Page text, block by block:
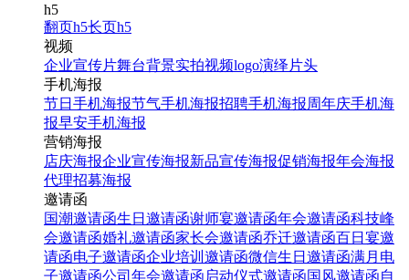
h5
翻页h5长页h5
视频
企业宣传片舞台背景实拍视频logo演绎 片头
手机海报
节日手机海报节气手机海报招聘手机海报周年庆手机海
报早安手机海报
营销海报
店庆海报企业宣传海报新品宣传海报促销海报年会海报
代理招募海报
邀请函
国潮邀请函生日邀请函谢师宴邀请函年会邀请函科技峰
会邀请函婚礼邀请函家长会邀请函乔迁邀请函百日宴邀
请函电子邀请函企业培训邀请函微信生日邀请函满月电
子邀请函公司年会邀请函 启动仪式邀请函国风邀请函自